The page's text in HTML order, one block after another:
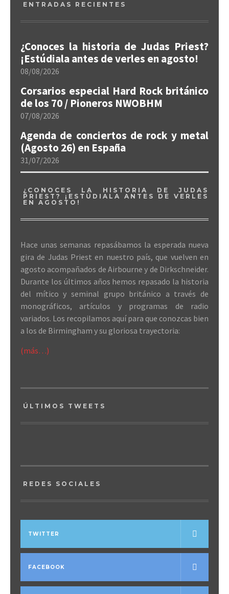
ENTRADAS RECIENTES
¿Conoces la historia de Judas Priest?
¡Estúdiala antes de verles en agosto!
08/08/2026
Corsarios especial Hard Rock británico
de los 70 / Pioneros NWOBHM
07/08/2026
Agenda de conciertos de rock y metal
(Agosto 26) en España
31/07/2026
¿CONOCES LA HISTORIA DE JUDAS
PRIEST? ¡ESTÚDIALA ANTES DE VERLES
EN AGOSTO!
Hace unas semanas repasábamos la esperada nueva
gira de Judas Priest en nuestro país, que vuelven en
agosto acompañados de Airbourne y de Dirkschneider.
Durante los últimos años hemos repasado la historia
del mítico y seminal grupo británico a través de
monográficos, artículos y programas de radio
variados. Los recopilamos aquí para que conozcas bien
a los de Birmingham y su gloriosa trayectoria:
(más…)
ÚLTIMOS TWEETS
REDES SOCIALES
TWITTER
FACEBOOK